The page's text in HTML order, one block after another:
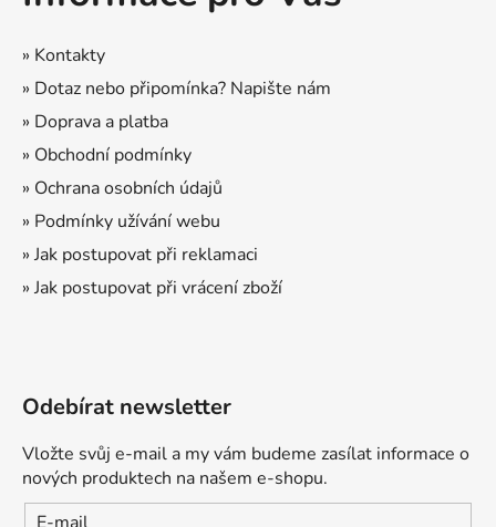
» Kontakty
» Dotaz nebo připomínka? Napište nám
» Doprava a platba
» Obchodní podmínky
» Ochrana osobních údajů
» Podmínky užívání webu
» Jak postupovat při reklamaci
» Jak postupovat při vrácení zboží
Odebírat newsletter
Vložte svůj e-mail a my vám budeme zasílat informace o
nových produktech na našem e-shopu.